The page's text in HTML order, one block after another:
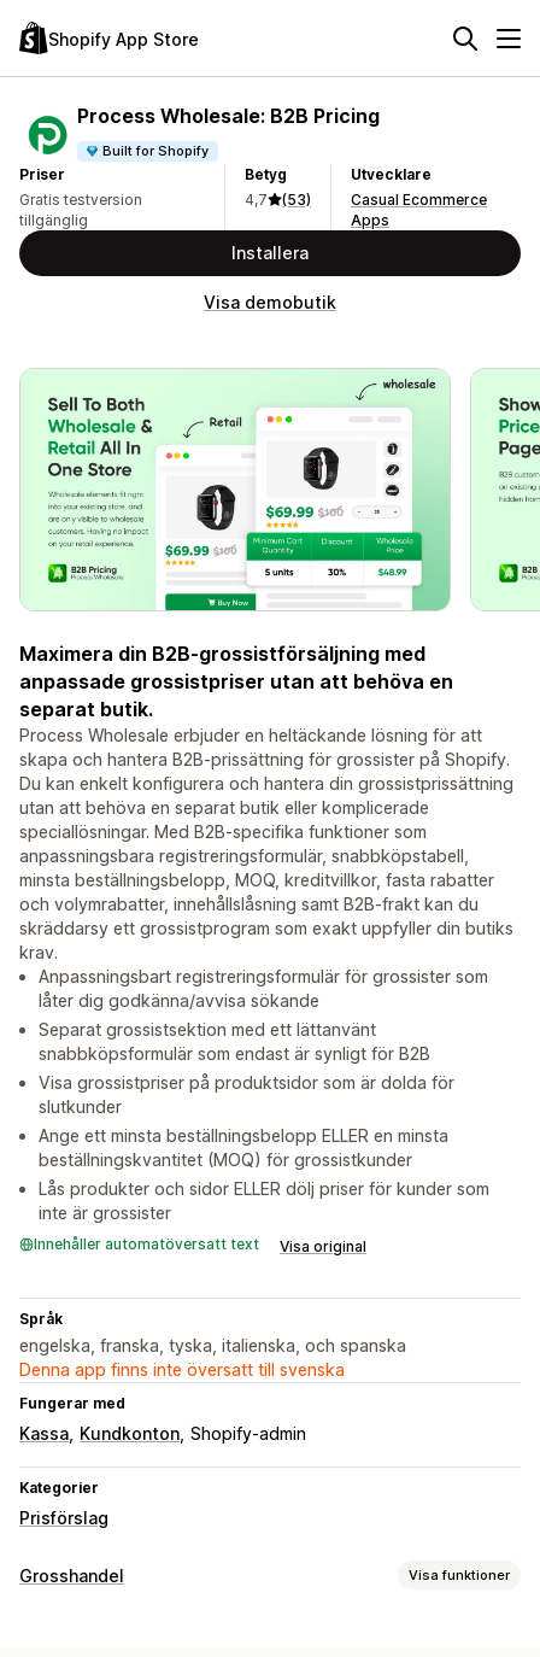
Shopify App Store
Process Wholesale: B2B Pricing
Built for Shopify
Priser
Gratis testversion
tillgänglig
Betyg
4,7
(53)
Utvecklare
Casual Ecommerce
Apps
Installera
Visa demobutik
Maximera din B2B-grossistförsäljning med
anpassade grossistpriser utan att behöva en
separat butik.
Process Wholesale erbjuder en heltäckande lösning för att
skapa och hantera B2B-prissättning för grossister på Shopify.
Du kan enkelt konfigurera och hantera din grossistprissättning
utan att behöva en separat butik eller komplicerade
speciallösningar. Med B2B-specifika funktioner som
anpassningsbara registreringsformulär, snabbköpstabell,
minsta beställningsbelopp, MOQ, kreditvillkor, fasta rabatter
och volymrabatter, innehållslåsning samt B2B-frakt kan du
skräddarsy ett grossistprogram som exakt uppfyller din butiks
krav.
Anpassningsbart registreringsformulär för grossister som
låter dig godkänna/avvisa sökande
Separat grossistsektion med ett lättanvänt
snabbköpsformulär som endast är synligt för B2B
Visa grossistpriser på produktsidor som är dolda för
slutkunder
Ange ett minsta beställningsbelopp ELLER en minsta
beställningskvantitet (MOQ) för grossistkunder
Lås produkter och sidor ELLER dölj priser för kunder som
inte är grossister
Innehåller automatöversatt text Visa original
Språk
engelska, franska, tyska, italienska, och spanska
Denna app finns inte översatt till svenska
Fungerar med
Kassa Kundkonton Shopify-admin
Kategorier
Prisförslag
Grosshandel Visa funktioner